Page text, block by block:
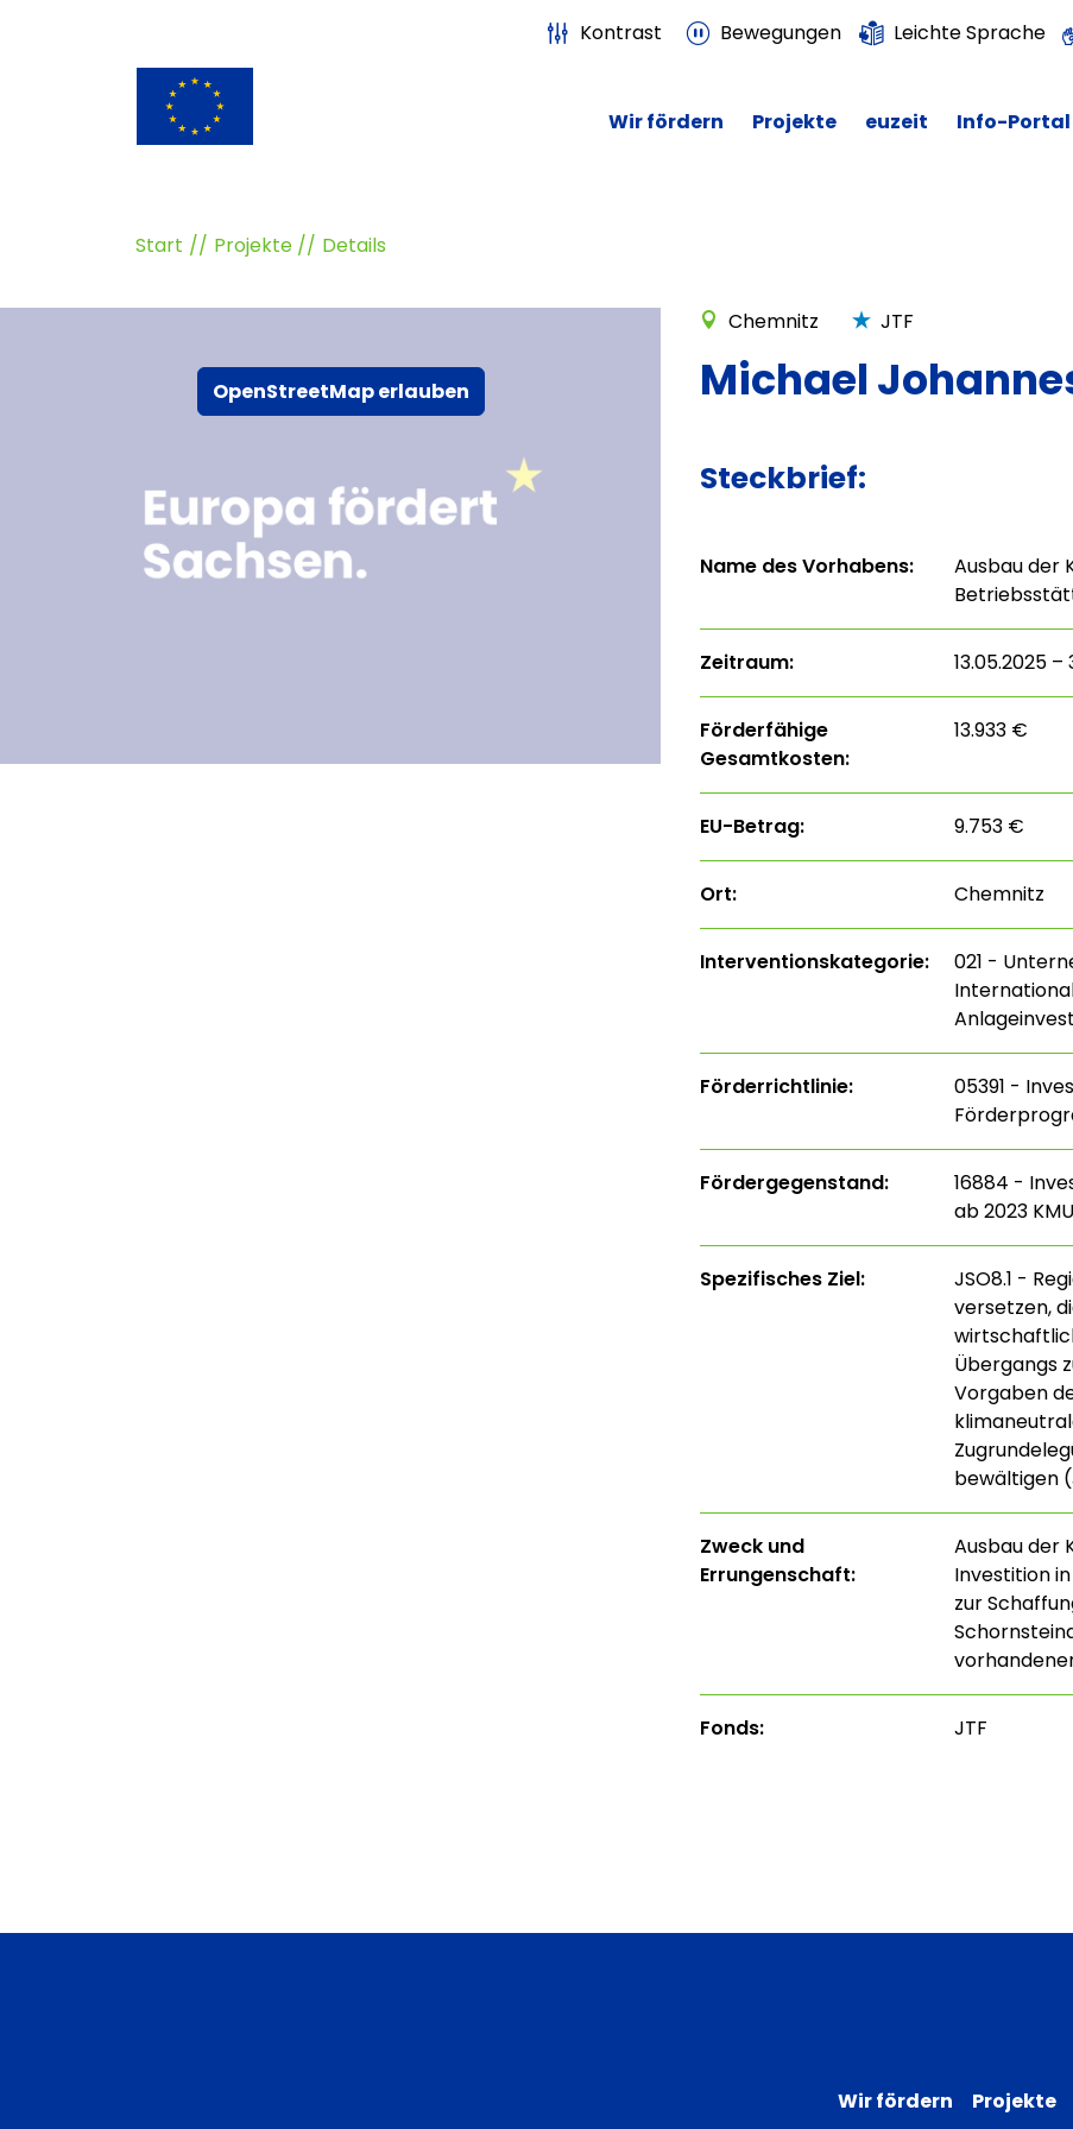
Kontrast Bewegungen Leichte Sprache
Wir fördern Projekte euzeit Info-Portal
Start Projekte Details
OpenStreetMap erlauben
Chemnitz JTF
Michael
Steckbrief:
Name des Vorhabens:
Ausbau der
Zeitraum: 13.05.2025 –
Förderfähige
Gesamtkosten:
13.933 €
EU-Betrag: 9.753 €
Ort: Chemnitz
Interventions­kategorie:
021 -
Förderrichtlinie:
05391 -
Fördergegenstand:
16884 -
ab 2023 KMU
Spezifisches Ziel:
JSO8.1 -
versetzen,
Übergangs
Vorgaben
bewältigen
Zweck und
Errungenschaft:
Ausbau der
Investition
zur
Fonds: JTF
Wir fördern Projekte